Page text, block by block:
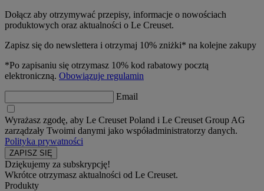
Dołącz aby otrzymywać przepisy, informacje o nowościach
produktowych oraz aktualności o Le Creuset.
Zapisz się do newslettera i otrzymaj 10% zniżki* na kolejne zakupy
*Po zapisaniu się otrzymasz 10% kod rabatowy pocztą
elektroniczną. Obowiązuje regulamin
Email
Wyrażasz zgodę, aby Le Creuset Poland i Le Creuset Group AG
zarządzały Twoimi danymi jako współadministratorzy danych.
Polityka prywatności
Dziękujemy za subskrypcję!
Wkrótce otrzymasz aktualności od Le Creuset.
Produkty